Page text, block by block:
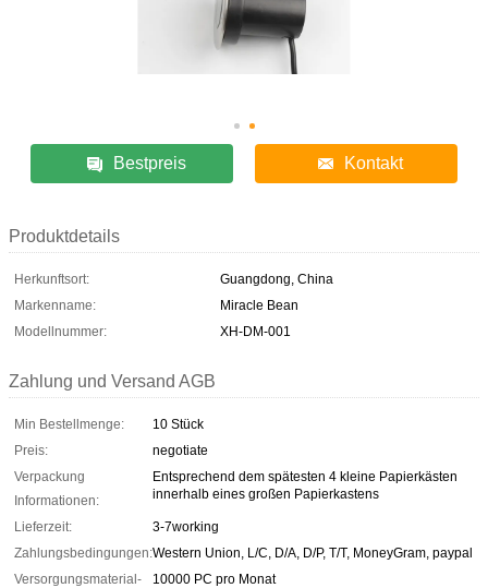
Bestpreis Kontakt
Produktdetails
Herkunftsort:
Guangdong, China
Markenname:
Miracle Bean
Modellnummer:
XH-DM-001
Zahlung und Versand AGB
Min Bestellmenge:
10 Stück
Preis:
negotiate
Verpackung
Informationen:
Entsprechend dem spätesten 4 kleine Papierkästen
innerhalb eines großen Papierkastens
Lieferzeit:
3-7working
Zahlungsbedingungen:Western Union, L/C, D/A, D/P, T/T, MoneyGram, paypal
Versorgungsmaterial-
10000 PC pro Monat